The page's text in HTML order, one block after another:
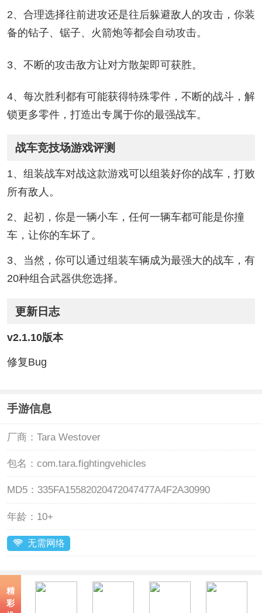
2、合理选择往前进攻还是往后躲避敌人的攻击，你装
备的钻子、锯子、火箭炮等都会自动攻击。
3、不断的攻击敌方让对方散架即可获胜。
4、每次胜利都有可能获得特殊零件，不断的战斗，解
锁更多零件，打造出专属于你的最强战车。
战车竞技场游戏评测
1、组装战车对战这款游戏可以组装好你的战车，打败
所有敌人。
2、起初，你是一辆小车，任何一辆车都可能是你撞
车，让你的车坏了。
3、当然，你可以通过组装车辆成为最强大的战车，有
20种组合武器供您选择。
更新日志
v2.1.10版本
修复Bug
手游信息
厂商： Tara Westover
包名： com.tara.fightingvehicles
MD5： 335FA15582020472047477A4F2A30990
年龄： 10+
无需网络
精
彩